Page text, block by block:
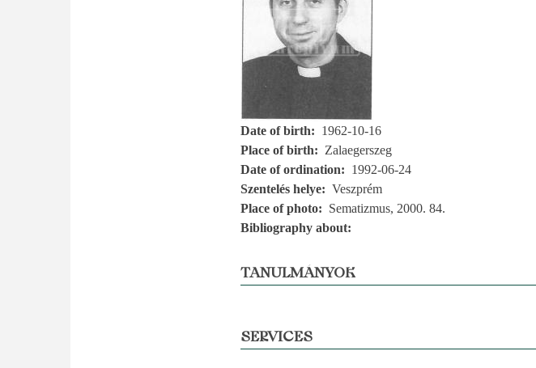
Date of birth
1962-10-16
Place of birth
Zalaegerszeg
Date of ordination
1992-06-24
Szentelés helye
Veszprém
Place of photo
Sematizmus, 2000. 84.
Bibliography about
TANULMÁNYOK
SERVICES